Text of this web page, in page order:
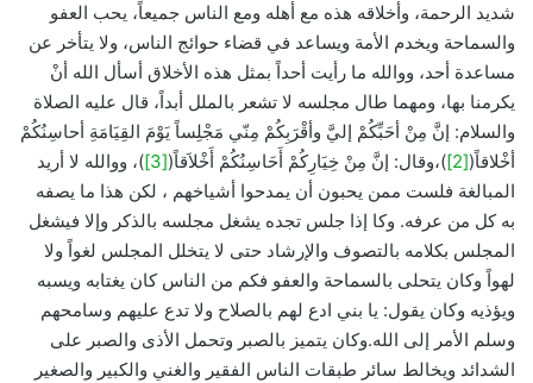
شديد الرحمة، وأخلاقه هذه مع أهله ومع الناس جميعاً، يحب العفو
والسماحة ويخدم الأمة ويساعد في قضاء حوائج الناس، ولا يتأخر عن
مساعدة أحد، ووالله ما رأيت أحداً بمثل هذه الأخلاق أسأل الله أنْ
يكرمنا بها، ومهما طال مجلسه لا تشعر بالملل أبداً، قال عليه الصلاة
والسلام: إنَّ مِنْ أحَبِّكُمْ إليَّ وأقْرَبِكُمْ مِنّي مَجْلِساً يَوْمَ القِيَامَةِ أحاسِنُكُمْ
أخْلاقاً([2] )،وقال: إنَّ مِنْ خِيَارِكُمْ أَحَاسِنُكُمْ أَخْلاَقاً([3]
)، ووالله لا أريد
المبالغة فلست ممن يحبون أن يمدحوا أشياخهم ، لكن هذا ما يصفه
به كل من عرفه. وكا إذا جلس تجده يشغل مجلسه بالذكر وإلا فيشغل
المجلس بكلامه بالتصوف والإرشاد حتى لا يتخلل المجلس لغواً ولا
لهواً وكان يتحلى بالسماحة والعفو فكم من الناس كان يغتابه ويسبه
ويؤذيه وكان يقول: يا بني ادع لهم بالصلاح ولا تدع عليهم وسامحهم
وسلم الأمر إلى الله.وكان يتميز بالصبر وتحمل الأذى والصبر على
الشدائد ويخالط سائر طبقات الناس الفقير والغني والكبير والصغير